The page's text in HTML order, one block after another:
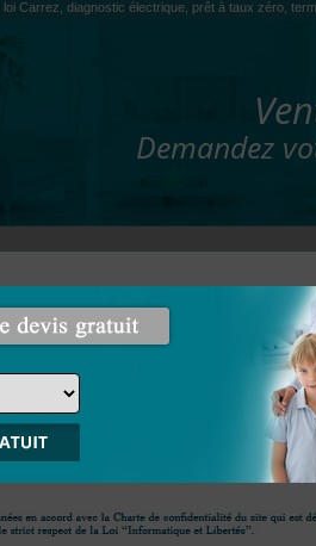
Carrez, diagnostic électrique, prêt à taux zéro,
Demandez